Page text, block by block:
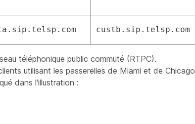
custb.sip.telsp.com
téléphonique public commuté (RTPC).
utilisant les passerelles de Miami et de Chicago
dans l'illustration :